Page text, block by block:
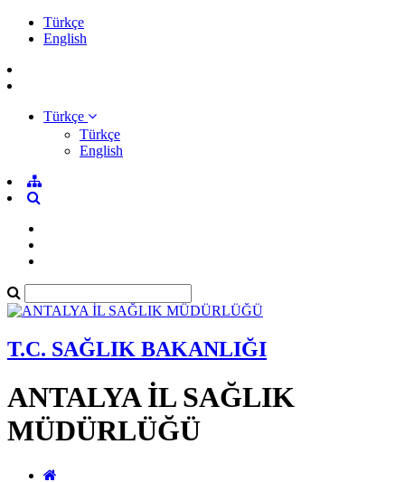
Türkçe
English
Türkçe
Türkçe
English
T.C. SAĞLIK BAKANLIĞI
ANTALYA İL SAĞLIK
MÜDÜRLÜĞÜ